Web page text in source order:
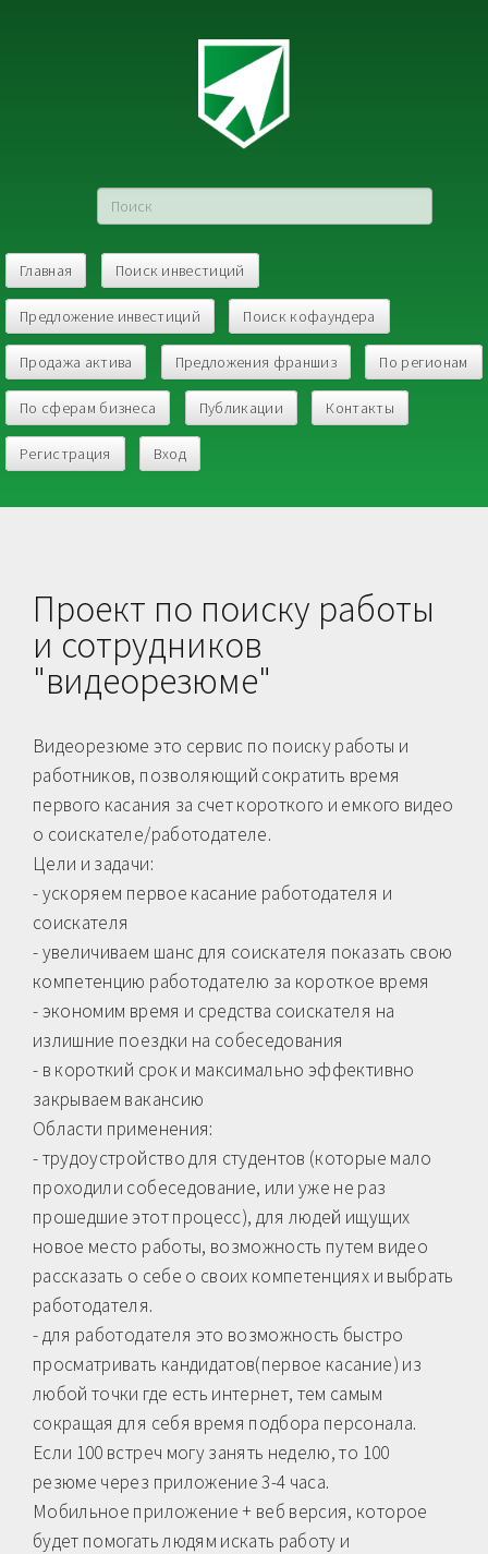
Главная Поиск инвестиций
Предложение инвестиций Поиск кофаундера
Продажа актива Предложения франшиз По регионам
По сферам бизнеса Публикации Контакты
Регистрация Вход
Проект по поиску работы
и сотрудников
"видеорезюме"
Видеорезюме это сервис по поиску работы и
работников, позволяющий сократить время
первого касания за счет короткого и емкого видео
о соискателе/работодателе.
Цели и задачи:
- ускоряем первое касание работодателя и
соискателя
- увеличиваем шанс для соискателя показать свою
компетенцию работодателю за короткое время
- экономим время и средства соискателя на
излишние поездки на собеседования
- в короткий срок и максимально эффективно
закрываем вакансию
Области применения:
- трудоустройство для студентов (которые мало
проходили собеседование, или уже не раз
прошедшие этот процесс), для людей ищущих
новое место работы, возможность путем видео
рассказать о себе о своих компетенциях и выбрать
работодателя.
- для работодателя это возможность быстро
просматривать кандидатов(первое касание) из
любой точки где есть интернет, тем самым
сокращая для себя время подбора персонала.
Если 100 встреч могу занять неделю, то 100
резюме через приложение 3-4 часа.
Мобильное приложение + веб версия, которое
будет помогать людям искать работу и